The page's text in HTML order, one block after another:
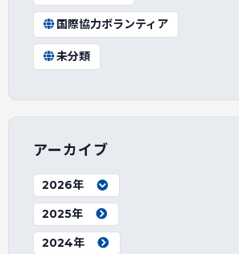
国際協力ボランティア
未分類
アーカイブ
2026年
2025年
2024年